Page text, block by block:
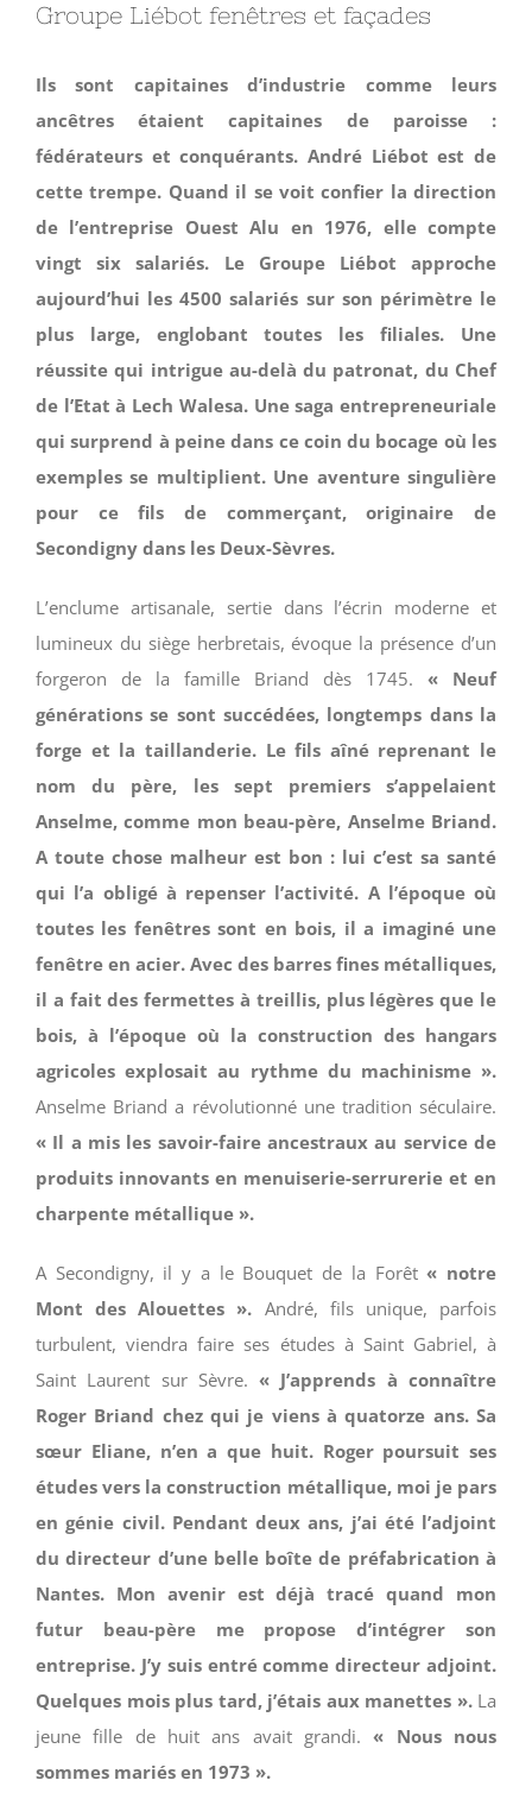
Groupe Liébot fenêtres et façades
Ils sont capitaines d’industrie comme leurs
ancêtres étaient capitaines de paroisse :
fédérateurs et conquérants. André Liébot est de
cette trempe. Quand il se voit confier la direction
de l’entreprise Ouest Alu en 1976, elle compte
vingt six salariés. Le Groupe Liébot approche
aujourd’hui les 4500 salariés sur son périmètre le
plus large, englobant toutes les filiales. Une
réussite qui intrigue au-delà du patronat, du Chef
de l’Etat à Lech Walesa. Une saga entrepreneuriale
qui surprend à peine dans ce coin du bocage où les
exemples se multiplient. Une aventure singulière
pour ce fils de commerçant, originaire de
Secondigny dans les Deux-Sèvres.
L’enclume artisanale, sertie dans l’écrin moderne et
lumineux du siège herbretais, évoque la présence d’un
forgeron de la famille Briand dès 1745. « Neuf
générations se sont succédées, longtemps dans la
forge et la taillanderie. Le fils aîné reprenant le
nom du père, les sept premiers s’appelaient
Anselme, comme mon beau-père, Anselme Briand.
A toute chose malheur est bon : lui c’est sa santé
qui l’a obligé à repenser l’activité. A l’époque où
toutes les fenêtres sont en bois, il a imaginé une
fenêtre en acier. Avec des barres fines métalliques,
il a fait des fermettes à treillis, plus légères que le
bois, à l’époque où la construction des hangars
agricoles explosait au rythme du machinisme ».
Anselme Briand a révolutionné une tradition séculaire.
« Il a mis les savoir-faire ancestraux au service de
produits innovants en menuiserie-serrurerie et en
charpente métallique ».
A Secondigny, il y a le Bouquet de la Forêt« notre
Mont des Alouettes ». André, fils unique, parfois
turbulent, viendra faire ses études à Saint Gabriel, à
Saint Laurent sur Sèvre.« J’apprends à connaître
Roger Briand chez qui je viens à quatorze ans. Sa
sœur Eliane, n’en a que huit. Roger poursuit ses
études vers la construction métallique, moi je pars
en génie civil. Pendant deux ans, j’ai été l’adjoint
du directeur d’une belle boîte de préfabrication à
Nantes. Mon avenir est déjà tracé quand mon
futur beau-père me propose d’intégrer son
entreprise. J’y suis entré comme directeur adjoint.
Quelques mois plus tard, j’étais aux manettes ».La
jeune fille de huit ans avait grandi.« Nous nous
sommes mariés en 1973 ».